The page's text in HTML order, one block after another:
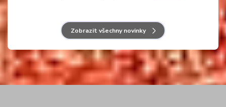
Zobrazit všechny novinky